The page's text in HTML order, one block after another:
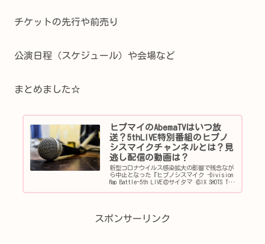
チケットの先行や前売り
公演日程（スケジュール）や会場など
まとめました☆
ヒプマイのAbemaTVはいつ放
送？5thLIVE特別番組のヒプノ
シスマイクチャンネルとは？見
逃し配信の動画は？
新型コロナウイルス感染拡大の影響で残念なが
ら中止となった『ヒプノシスマイク -Division
Rap Battle-5th LIVE＠サイタマ《SIX SHOTS TO
スポンサーリンク